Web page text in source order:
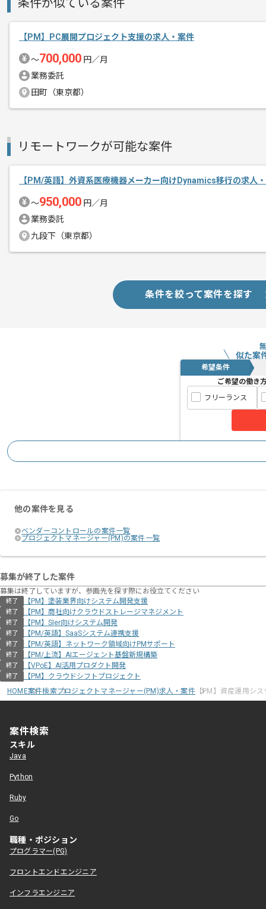
メント
今回は資産運用システム刷新案件に携
条件が似ている案件
【PM】PC展開プロジェクト支援の求人・案件
〜700,000 円／月
業務委託
田町（東京都）
リモートワークが可能な案件
【PM/英語】外資系医療機器メーカー向けDynamics移行の求人
〜950,000 円／月
業務委託
九段下（東京都）
条件を絞って案件を探す
似た案
希望条件
ご希望の働き
フリーランス
他の案件を見る
ベンダーコントロールの案件一覧
プロジェクトマネージャー(PM)の案件一覧
募集が終了した案件
募集は終了していますが、参画先を探す際にお役立てください
終了 【PM】塗装業界向けシステム開発支援
終了 【PM】商社向けクラウドストレージマネジメント
終了 【PM】SIer向けシステム開発
終了 【PM/英語】SaaSシステム連携支援
終了 【PM/英語】ネットワーク領域向けPMサポート
終了 【PM/上流】AIエージェント基盤新規構築
終了 【VPoE】AI活用プロダクト開発
終了
【PM】クラウドシフトプロジェクト
HOME案件検索プロジェクトマネージャー(PM)求人・案件【PM】資産運用シ
案件検索
スキル
Java
Python
Ruby
Go
職種・ポジション
プログラマー(PG)
フロントエンドエンジニア
インフラエンジニア